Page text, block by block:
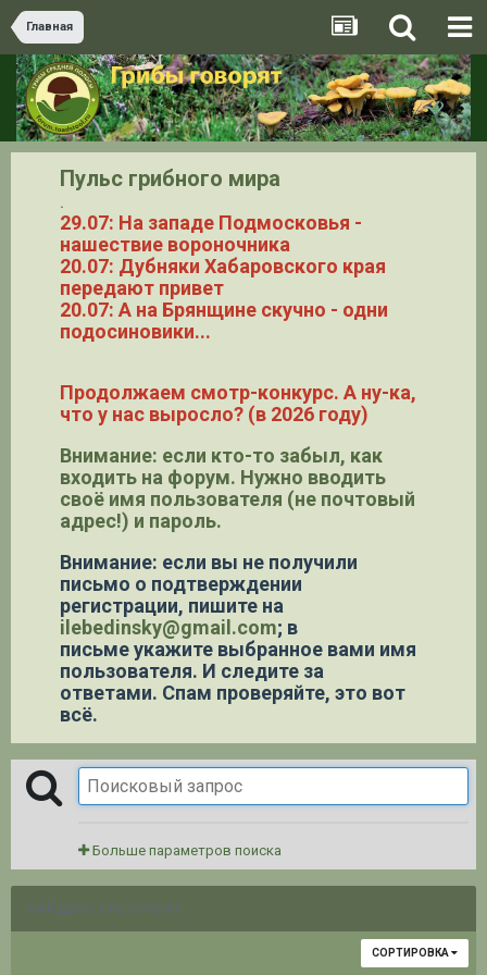
Главная
Пульс грибного мира
.
29.07: На западе Подмосковья -
нашествие вороночника
20.07: Дубняки Хабаровского края
передают привет
20.07: А на Брянщине скучно - одни
подосиновики...
Продолжаем смотр-конкурс. А ну-ка,
что у нас выросло? (в 2026 году)
Внимание: если кто-то забыл, как
входить на форум. Нужно вводить
своё имя пользователя (не почтовый
адрес!) и пароль.
Внимание: если вы не получили
письмо о подтверждении
регистрации, пишите на
ilebedinsky@gmail.com; в
письме укажите выбранное вами имя
пользователя. И следите за
ответами. Спам проверяйте, это вот
всё.
Больше параметров поиска
НАЙДЕНО 1 РЕЗУЛЬТАТ
СОРТИРОВКА